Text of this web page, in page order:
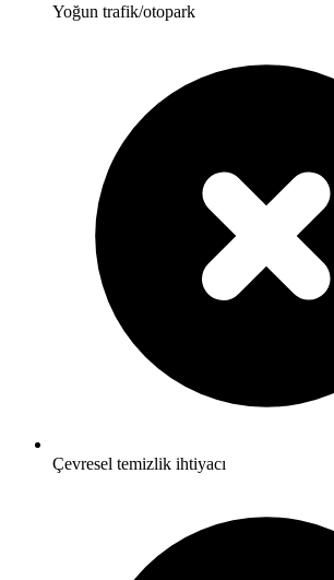
Yoğun trafik/otopark
Çevresel temizlik ihtiyacı